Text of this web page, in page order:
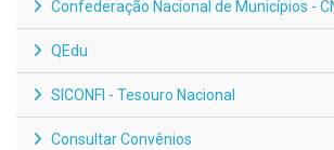
Confederação Nacional de Municípios -
QEdu
SICONFI - Tesouro Nacional
Consultar Convênios